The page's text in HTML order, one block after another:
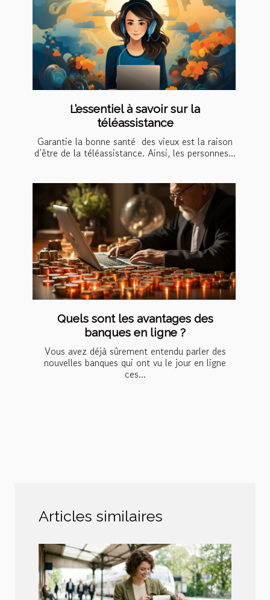
L’essentiel à savoir sur la
téléassistance
Garantie la bonne santé des vieux est la raison
d’être de la téléassistance. Ainsi, les personnes...
Quels sont les avantages des
banques en ligne ?
Vous avez déjà sûrement entendu parler des
nouvelles banques qui ont vu le jour en ligne
ces...
Articles similaires